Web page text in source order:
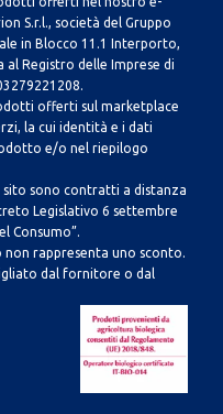
S.r.l., società del Gruppo
in Blocco 11.1 Interporto,
al Registro delle Imprese di
offerti sul marketplace
la cui identità e i dati
e/o nel riepilogo
sono contratti a distanza
Legislativo 6 settembre
Consumo”.
rappresenta uno sconto.
dal fornitore o dal